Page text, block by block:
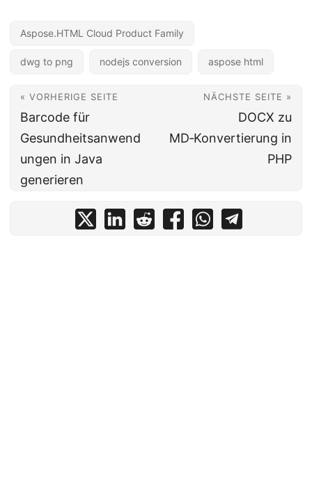
Aspose.HTML Cloud Product Family
dwg to png nodejs conversion aspose html
« VORHERIGE SEITE
Barcode für
Gesundheitsanwend
ungen in Java
generieren
NÄCHSTE SEITE »
DOCX zu
MD‑Konvertierung in
PHP